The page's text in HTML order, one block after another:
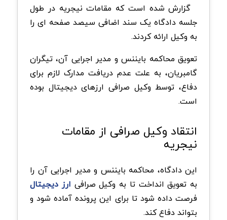
گزارش شده است که مقامات نیجریه در طول
جلسه دادگاه یک سند اضافی سیصد صفحه ای را
به وکیل ارائه کردند.
تعویق محاکمه بایننس و مدیر اجرایی آن، تیگران
گامبریان، به علت عدم دریافت مدارک لازم برای
دفاع، توسط وکیل صرافی ارزهای دیجیتال بوده
است.
انتقاد وکیل صرافی از مقامات
نیجریه
این دادگاه، محاکمه بایننس و مدیر اجرایی آن را
به تعویق انداخت تا به وکیل صرافی ارز دیجیتال
فرصت داده شود تا برای این پرونده آماده شود و
بتواند دفاع کند.